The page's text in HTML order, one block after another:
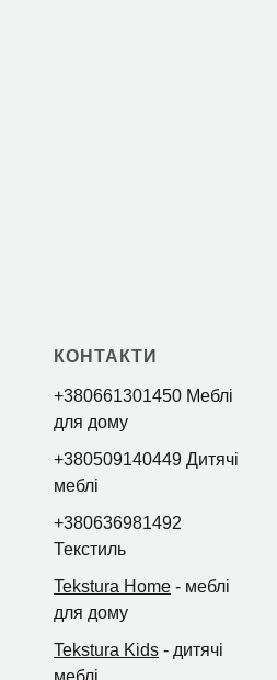
КОНТАКТИ
+380661301450 Меблі
для дому
+380509140449 Дитячі
меблі
+380636981492
Текстиль
Tekstura Home - меблі
для дому
Tekstura Kids - дитячі